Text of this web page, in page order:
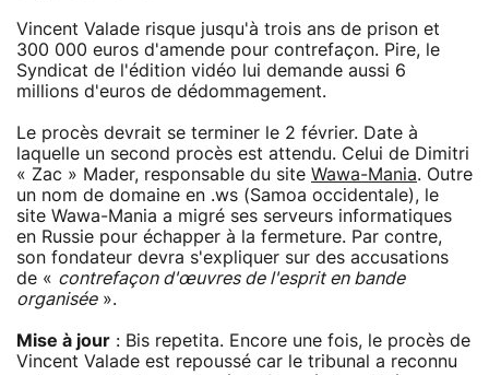
Vincent Valade risque jusqu'à trois ans de prison et
300 000 euros d'amende pour contrefaçon. Pire, le
Syndicat de l'édition vidéo lui demande aussi 6
millions d'euros de dédommagement.
Le procès devrait se terminer le 2 février. Date à
laquelle un second procès est attendu. Celui de Dimitri
« Zac » Mader, responsable du site Wawa-Mania. Outre
un nom de domaine en .ws (Samoa occidentale), le
site Wawa-Mania a migré ses serveurs informatiques
en Russie pour échapper à la fermeture. Par contre,
son fondateur devra s'expliquer sur des accusations
de « contrefaçon d'œuvres de l'esprit en bande
organisée».
Mise à jour : Bis repetita. Encore une fois, le procès de
Vincent Valade est repoussé car le tribunal a reconnu